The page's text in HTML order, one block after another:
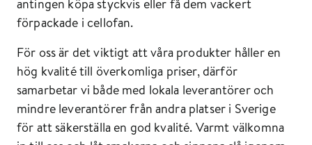
antingen köpa styckvis eller få dem vackert
förpackade i cellofan.
För oss är det viktigt att våra produkter håller en
hög kvalité till överkomliga priser, därför
samarbetar vi både med lokala leverantörer och
mindre leverantörer från andra platser i Sverige
för att säkerställa en god kvalité. Varmt välkomna